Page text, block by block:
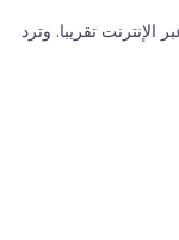
الإنترنت تقريبا. وترد